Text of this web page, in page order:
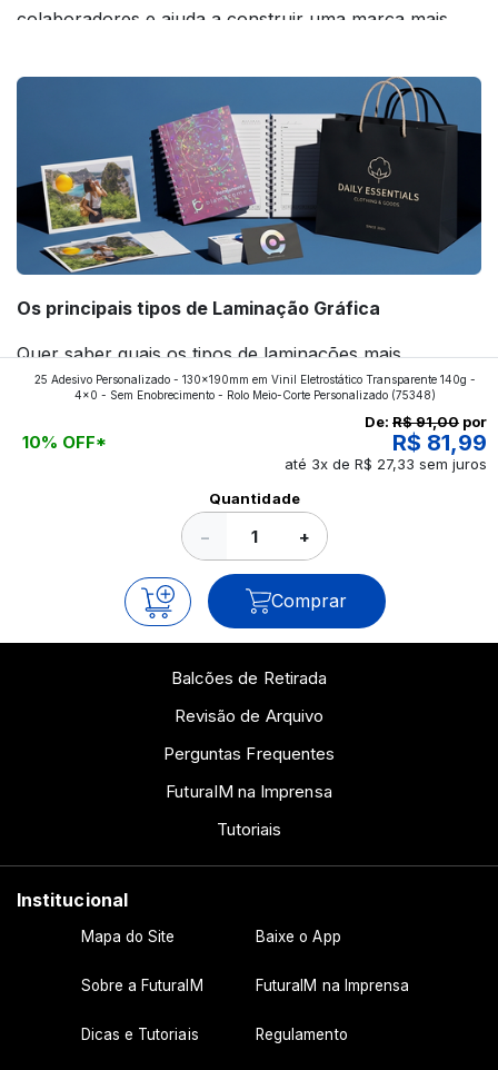
colaboradores e ajuda a construir uma marca mais
Os principais tipos de Laminação Gráfica
Quer saber quais os tipos de laminações mais
aplicados nos impressos da gráfica FuturaIM? Então,
continue a leitura que vamos revelar para você!
25 Adesivo Personalizado - 130x190mm em Vinil Eletrostático Transparente 140g -
4x0 - Sem Enobrecimento - Rolo Meio-Corte Personalizado(75348)
10% OFF*
De: R$ 91,00 por
R$ 81,99
até 3x de R$ 27,33 sem juros
Quantidade
− +
Comprar
Balcões de Retirada
Revisão de Arquivo
Perguntas Frequentes
FuturaIM na Imprensa
Tutoriais
Institucional
Mapa do Site Baixe o App
Sobre a FuturaIM FuturaIM na Imprensa
Dicas e Tutoriais Regulamento